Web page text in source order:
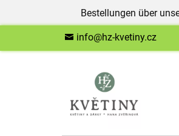
Bestellungen über
info@hz-kvetiny.cz